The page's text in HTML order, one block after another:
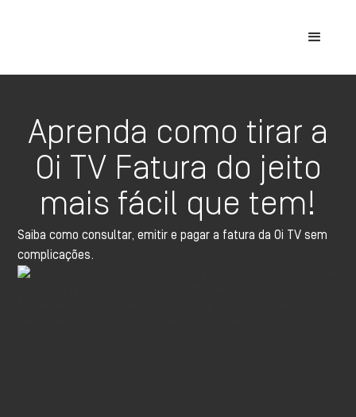
Aprenda como tirar a
Oi TV Fatura do jeito
mais fácil que tem!
Saiba como consultar, emitir e pagar a fatura da Oi TV sem
complicações.